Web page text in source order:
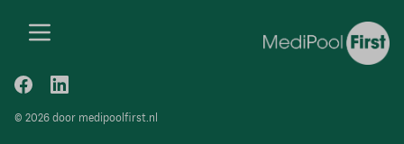
© 2026 door medipoolfirst.nl